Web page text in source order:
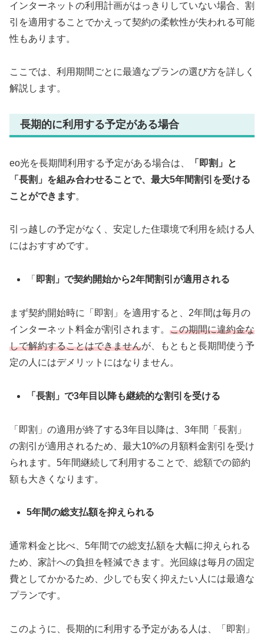
インターネットの利用計画がはっきりしていない場合、割
引を適用することでかえって契約の柔軟性が失われる可能
性もあります。
ここでは、利用期間ごとに最適なプランの選び方を詳しく
解説します。
長期的に利用する予定がある場合
eo光を長期間利用する予定がある場合は、
「即割」と
「長割」を組み合わせることで、最大5年間割引を受ける
ことができます。
引っ越しの予定がなく、安定した住環境で利用を続ける人
にはおすすめです。
「 即割」で契約開始から2年間割引が適用される
まず契約開始時に「即割」を適用すると、2年間は毎月の
インターネット料金が割引されます。 この期間に違約金な
しで解約することはできませんが、もともと長期間使う予
定の人にはデメリットにはなりません。
「長割」で3年目以降も継続的な割引を受ける
「即割」の適用が終了する3年目以降は、3年間「長割」
の割引が適用されるため、最大10%の月額料金割引を受け
られます。5年間継続して利用することで、総額での節約
額も大きくなります。
5年間の総支払額を抑えられる
通常料金と比べ、5年間での総支払額を大幅に抑えられる
ため、家計への負担を軽減できます。光回線は毎月の固定
費としてかかるため、少しでも安く抑えたい人には最適な
プランです。
このように、長期的に利用する予定がある人は、「即割」